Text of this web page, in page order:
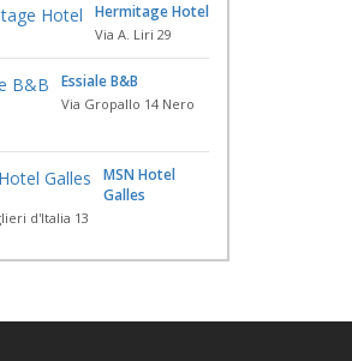
Hermitage Hotel
Via A. Liri 29
Essiale B&B
Via Gropallo 14 Nero
MSN Hotel
Galles
d'Italia 13